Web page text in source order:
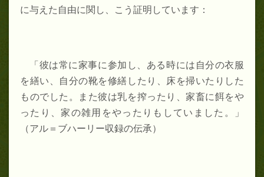
に与えた自由に関し、こう証明しています：
「彼は常に家事に参加し、ある時には自分の衣服
を繕い、自分の靴を修繕したり、床を掃いたりした
ものでした。また彼は乳を搾ったり、家畜に餌をや
ったり、家の雑用をやったりもしていました。」
（アル＝ブハーリー収録の伝承）